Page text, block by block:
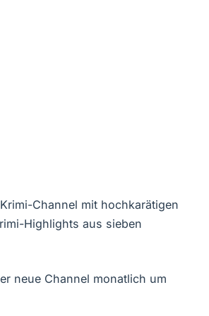
Channel mit hochkarätigen
Highlights aus sieben
neue Channel monatlich um